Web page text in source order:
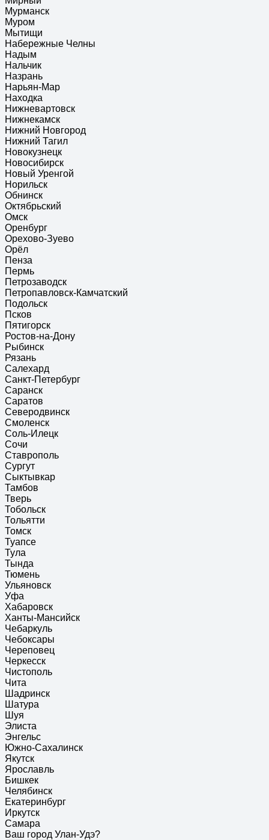
Мурманск
Муром
Мытищи
Набережные Челны
Надым
Нальчик
Назрань
Нарьян-Мар
Находка
Нижневартовск
Нижнекамск
Нижний Новгород
Нижний Тагил
Новокузнецк
Новосибирск
Новый Уренгой
Норильск
Обнинск
Октябрьский
Омск
Оренбург
Орехово-Зуево
Орёл
Пенза
Пермь
Петрозаводск
Петропавловск-Камчатский
Подольск
Псков
Пятигорск
Ростов-на-Дону
Рыбинск
Рязань
Салехард
Санкт-Петербург
Саранск
Саратов
Северодвинск
Смоленск
Соль-Илецк
Сочи
Ставрополь
Сургут
Сыктывкар
Тамбов
Тверь
Тобольск
Тольятти
Томск
Туапсе
Тула
Тында
Тюмень
Ульяновск
Уфа
Хабаровск
Ханты-Мансийск
Чебаркуль
Чебоксары
Череповец
Черкесск
Чистополь
Чита
Шадринск
Шатура
Шуя
Элиста
Энгельс
Южно-Сахалинск
Якутск
Ярославль
Бишкек
Челябинск
Екатеринбург
Иркутск
Самара
Ваш город Улан-Удэ?